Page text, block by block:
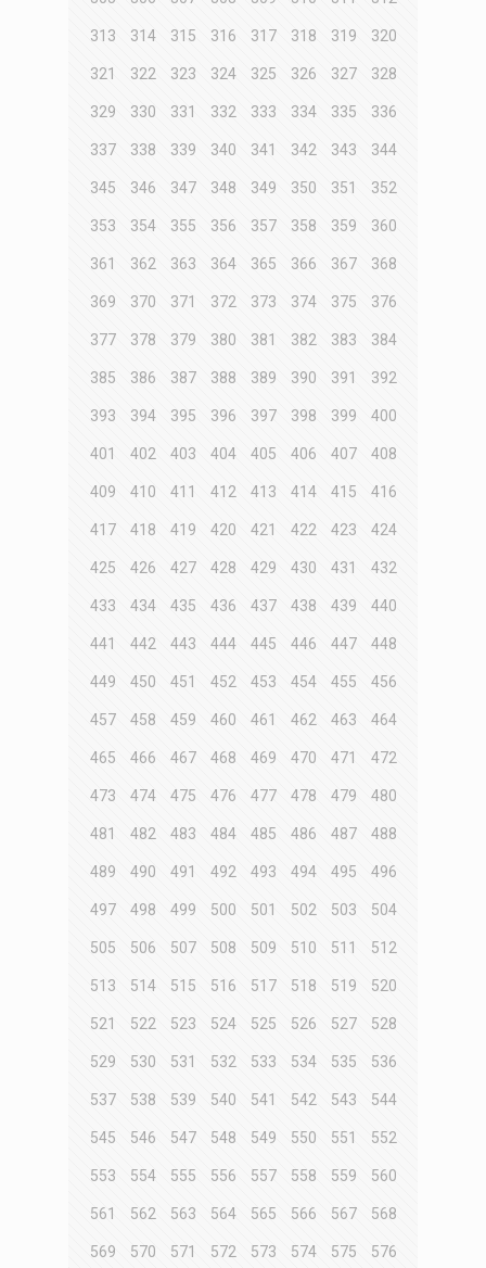
313 314 315 316 317 318 319 320
321 322 323 324 325 326 327 328
329 330 331 332 333 334 335 336
337 338 339 340 341 342 343 344
345 346 347 348 349 350 351 352
353 354 355 356 357 358 359 360
361 362 363 364 365 366 367 368
369 370 371 372 373 374 375 376
377 378 379 380 381 382 383 384
385 386 387 388 389 390 391 392
393 394 395 396 397 398 399 400
401 402 403 404 405 406 407 408
409 410 411 412 413 414 415 416
417 418 419 420 421 422 423 424
425 426 427 428 429 430 431 432
433 434 435 436 437 438 439 440
441 442 443 444 445 446 447 448
449 450 451 452 453 454 455 456
457 458 459 460 461 462 463 464
465 466 467 468 469 470 471 472
473 474 475 476 477 478 479 480
481 482 483 484 485 486 487 488
489 490 491 492 493 494 495 496
497 498 499 500 501 502 503 504
505 506 507 508 509 510 511 512
513 514 515 516 517 518 519 520
521 522 523 524 525 526 527 528
529 530 531 532 533 534 535 536
537 538 539 540 541 542 543 544
545 546 547 548 549 550 551 552
553 554 555 556 557 558 559 560
561 562 563 564 565 566 567 568
569 570 571 572 573 574 575 576